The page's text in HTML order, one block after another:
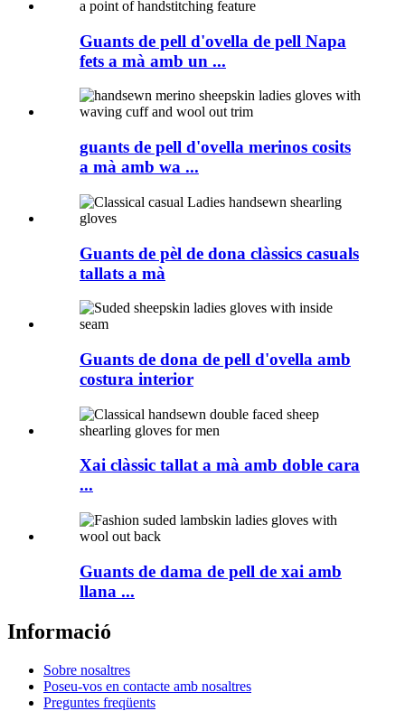
Guants de pell d'ovella de pell Napa
fets a mà amb un ...
guants de pell d'ovella merinos cosits
a mà amb wa ...
Guants de pèl de dona clàssics casuals
tallats a mà
Guants de dona de pell d'ovella amb
costura interior
Xai clàssic tallat a mà amb doble cara
...
Guants de dama de pell de xai amb
llana ...
Informació
Sobre nosaltres
Poseu-vos en contacte amb nosaltres
Preguntes freqüents